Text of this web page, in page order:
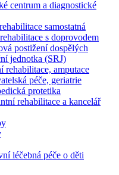
centrum a diagnostické
samostatná
s doprovodem
postižení dospělých
jednotka (SRJ)
rehabilitace, amputace
péče, geriatrie
protetika
rehabilitace a kancelář
léčebná péče o děti